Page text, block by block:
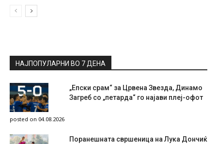
НАЈПОПУЛАРНИ ВО 7 ДЕНА
„Епски срам“ за Црвена Звезда, Динамо
Загреб со „петарда“ го најави плеј-офот
posted on 04.08.2026
Поранешната свршеница на Лука Дончиќ